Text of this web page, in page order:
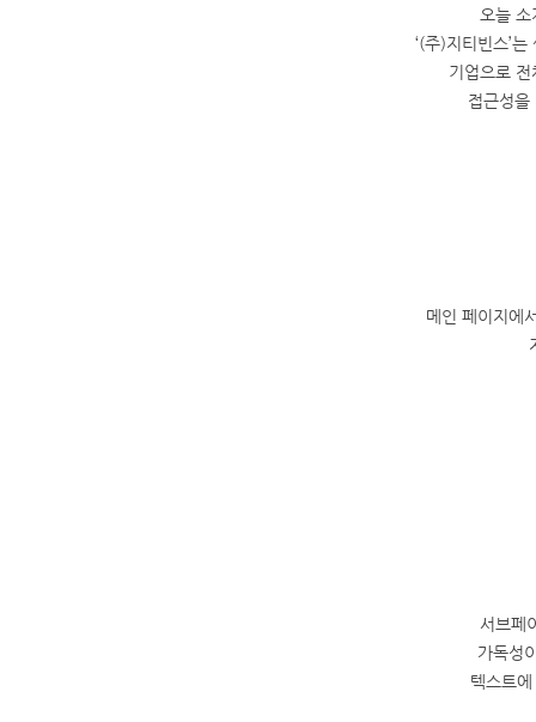
오늘
‘(주)지티빈스’
기업으로
접근성을
메인 페이지에
서브페
가독성
텍스트